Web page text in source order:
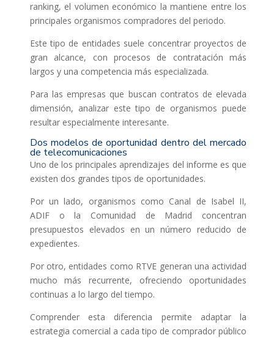
ranking, el volumen económico la mantiene entre los
principales organismos compradores del periodo.
Este tipo de entidades suele concentrar proyectos de
gran alcance, con procesos de contratación más
largos y una competencia más especializada.
Para las empresas que buscan contratos de elevada
dimensión, analizar este tipo de organismos puede
resultar especialmente interesante.
Dos modelos de oportunidad dentro del mercado
de telecomunicaciones
Uno de los principales aprendizajes del informe es que
existen dos grandes tipos de oportunidades.
Por un lado, organismos como Canal de Isabel II,
ADIF o la Comunidad de Madrid concentran
presupuestos elevados en un número reducido de
expedientes.
Por otro, entidades como RTVE generan una actividad
mucho más recurrente, ofreciendo oportunidades
continuas a lo largo del tiempo.
Comprender esta diferencia permite adaptar la
estrategia comercial a cada tipo de comprador público